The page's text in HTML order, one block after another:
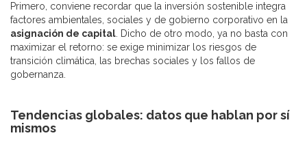
Primero, conviene recordar que la inversión sostenible integra
factores ambientales, sociales y de gobierno corporativo en la
asignación de capital . Dicho de otro modo, ya no basta con
maximizar el retorno: se exige minimizar los riesgos de
transición climática, las brechas sociales y los fallos de
gobernanza.
Tendencias globales: datos que hablan por sí
mismos